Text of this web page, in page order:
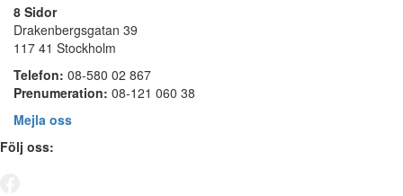
8 Sidor
Drakenbergsgatan 39
117 41 Stockholm
Telefon: 08-580 02 867
Prenumeration: 08-121 060 38
Mejla oss
Följ oss: